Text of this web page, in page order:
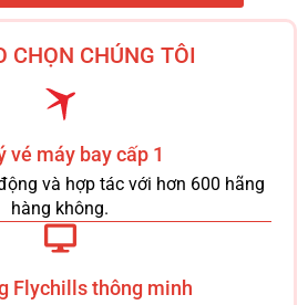
CHỌN CHÚNG TÔI
vé máy bay cấp 1
và hợp tác với hơn 600 hãng
hàng không.
Flychills thông minh